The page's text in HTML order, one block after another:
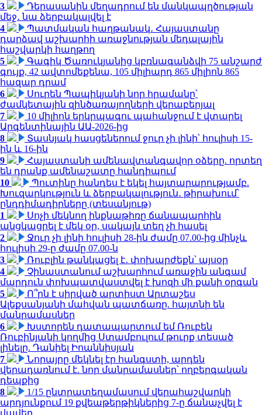
3
Դերասանին մեղադրում են մանկապղծության
մեջ․ նա ձերբակալվել է
4
Պատմական հաղթանակ․ Հայաստանը
դարձավ աշխարհի առաջնության մեդալային
հաշվարկի հաղթող
5
Գագիկ Ծառուկյանից կբռնագանձվի 75 անշարժ
գույք, 42 ավտոմեքենա, 105 միլիարդ 865 միլիոն 865
հազար դրամ
6
Սուրեն Պապիկյանի նոր հրամանը՝
ժամկետային զինծառայողների վերաբերյալ
7
10 միլիոն երկրպագու պահանջում է վտարել
Արգենտինային ԱԱ-2026-ից
8
Տասնյակ հասցեներում ջուր չի լինի՝ հուլիսի 15-
ին և 16-ին
9
Հայաստանի ամենավտանգավոր օձերը. որտեղ
են դրանք ամենաշատը հանդիպում
10
Պուտինը հանդես է եկել հայտարարությամբ.
Խուզարկություն և ձերբակալություն․ թիրախում՝
ընդդիմադիրները (տեսանյութ)
1
Սոչի մեկնող ինքնաթիռը ճանապարհին
անցկացրել է մեկ օր, սակայն տեղ չի հասել
2
Ջուր չի լինի հուլիսի 28-ին ժամը 07.00-ից մինչև
հուլիսի 29-ը ժամը 07.00-ն
3
Ռուբլին թանկացել է․ փոխարժեքն՝ այսօր
4
Չինաստանում աշխարհում առաջին անգամ
մարդուն փոխպատվաստվել է խոզի մի քանի օրգան
5
Ո՞րն է սիրված արտիստ Արտաշես
Ալեքսանյանի մահվան պատճառը. հայտնի են
մանրամասներ
6
Խստորեն դատապարտում եմ Ռուբեն
Ռուբինյանի կողմից Ստամբուլում թուրք տեսած
լինելը. Դանիել Իոաննիսյան
7
Նորայրը մեկնել էր հանգստի, արդեն
վերադառնում է. նոր մանրամասներ՝ ողբերգական
դեպքից
8
1/15 ընտրատեղամասում վերահաշվարկի
արդյունքում 19 քվեաթերթիկներից 7-ը ճանաչվել է
վավեր